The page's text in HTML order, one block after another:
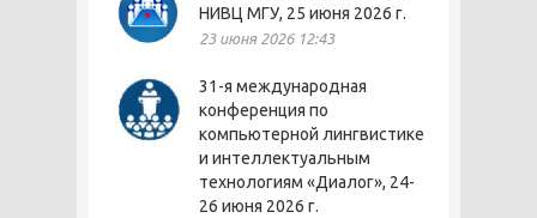
НИВЦ МГУ, 25 июня 2026 г.
23 июня 2026 12:43
31-я международная
конференция по
компьютерной лингвистике
и интеллектуальным
технологиям «Диалог», 24-
26 июня 2026 г.